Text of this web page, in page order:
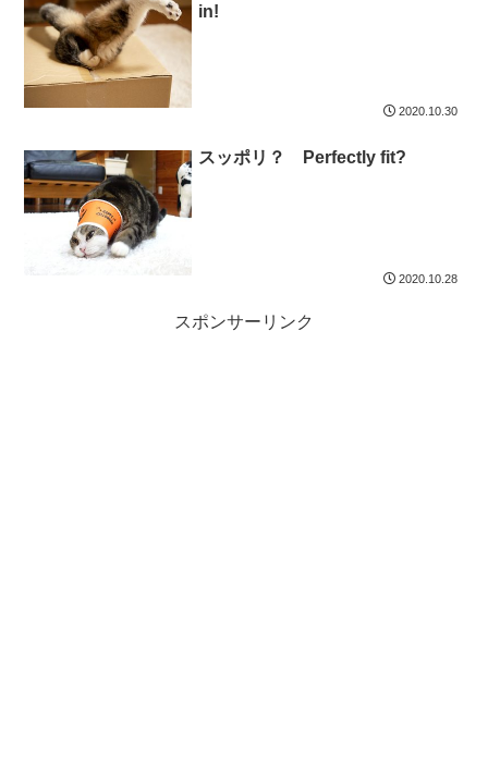
in!
2020.10.30
スッポリ？ Perfectly fit?
2020.10.28
スポンサーリンク